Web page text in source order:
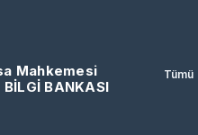
Mahkemesi
BANKASI
Tümü